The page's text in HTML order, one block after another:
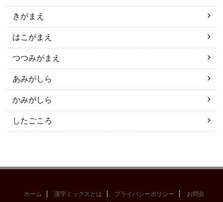
きがまえ
はこがまえ
つつみがまえ
あみがしら
かみがしら
したごころ
ホーム 漢字ミックスとは プライバシーポリシー
お問合